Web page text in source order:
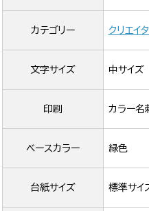
カテゴリー クリエイ
文字サイズ 中サイズ
印刷 カラー名
ベースカラー 緑色
台紙サイズ 標準サ